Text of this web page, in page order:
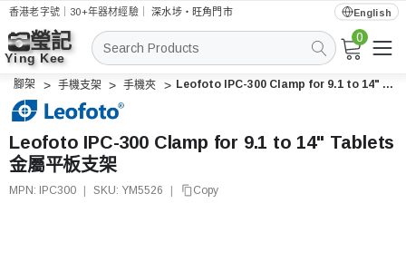
香港老字號｜30+年器材經驗｜深水埗・旺角門市 English
搜
索
0
腳架 手機支架 手機夾 Leofoto IPC-300 Clamp for 9.1 to 14" Tablets 金屬平板支架
Leofoto IPC-300 Clamp for 9.1 to 14" Tablets
金屬平板支架
MPN: IPC300 SKU: YM5526 Copy